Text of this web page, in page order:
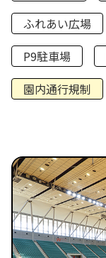
ふれあい広場
P9駐車場
園内通行規制